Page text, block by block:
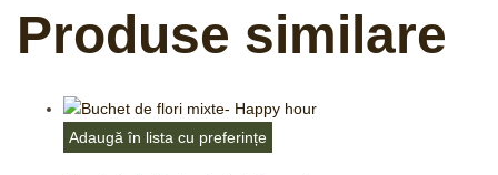
Produse similare
Adaugă în lista cu preferințe